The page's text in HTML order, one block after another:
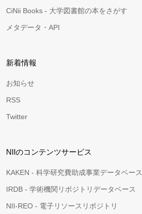
CiNii Books - 大学図書館の本をさがす
メタデータ・API
新着情報
お知らせ
RSS
Twitter
NIIのコンテンツサービス
KAKEN - 科学研究費助成事業データベース
IRDB - 学術機関リポジトリデータベース
NII-REO - 電子リソースリポジトリ